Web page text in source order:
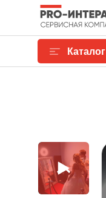
Каталог